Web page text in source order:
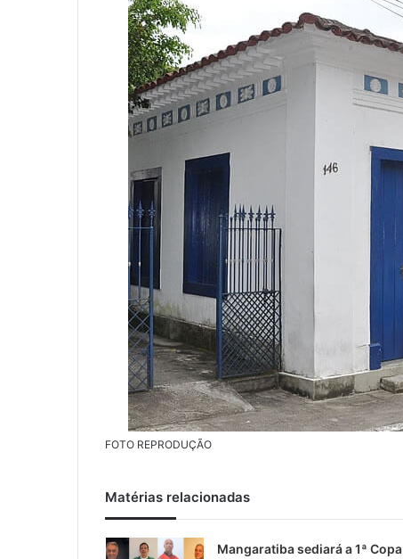
i
FOTO REPRODUÇÃO
Matérias relacionadas
Mangaratiba sediará a 1ª Copa